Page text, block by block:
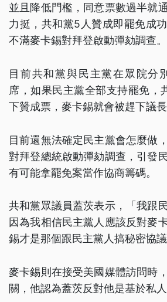
並且降低門檻，同意票數過半就
力挺，共和黨5人贊成即罷免成
不滿麥卡錫對拜登啟動彈劾調查。
目前共和黨與民主黨在眾院分
席，如果民主黨全部支持罷免，
下贊成票，麥卡錫就會被趕下議長
目前還無法確定民主黨會怎麼做
對拜登總統啟動彈劾調查，引發
有可能拿罷免案當作協商籌碼。
共和黨眾議員蓋茨表示，「我跟
因為我相信民主黨人應該反對麥
錫才是那個跟民主黨人搞秘密協議
麥卡錫則在接受美國媒體訪問時
關，他認為蓋茨反對他是基於私人